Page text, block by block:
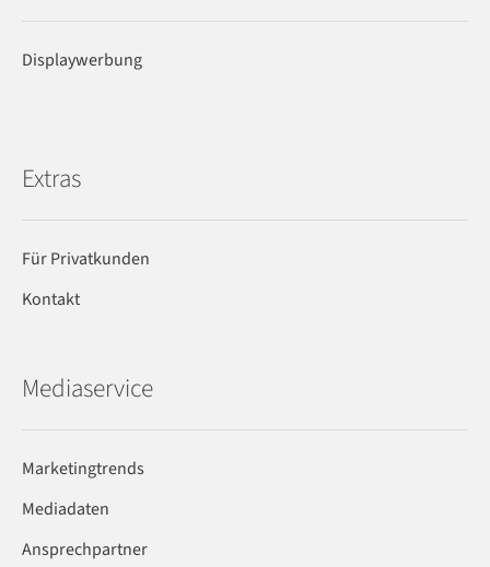
Displaywerbung
Extras
Für Privatkunden
Kontakt
Mediaservice
Marketingtrends
Mediadaten
Ansprechpartner